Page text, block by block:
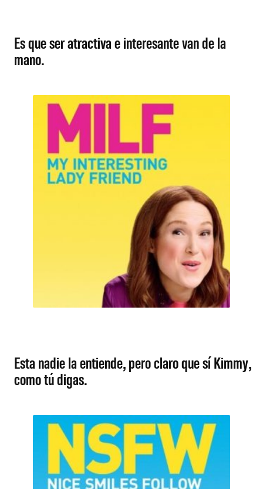
Es que ser atractiva e interesante van de la
mano.
Esta nadie la entiende, pero claro que sí Kimmy,
como tú digas.